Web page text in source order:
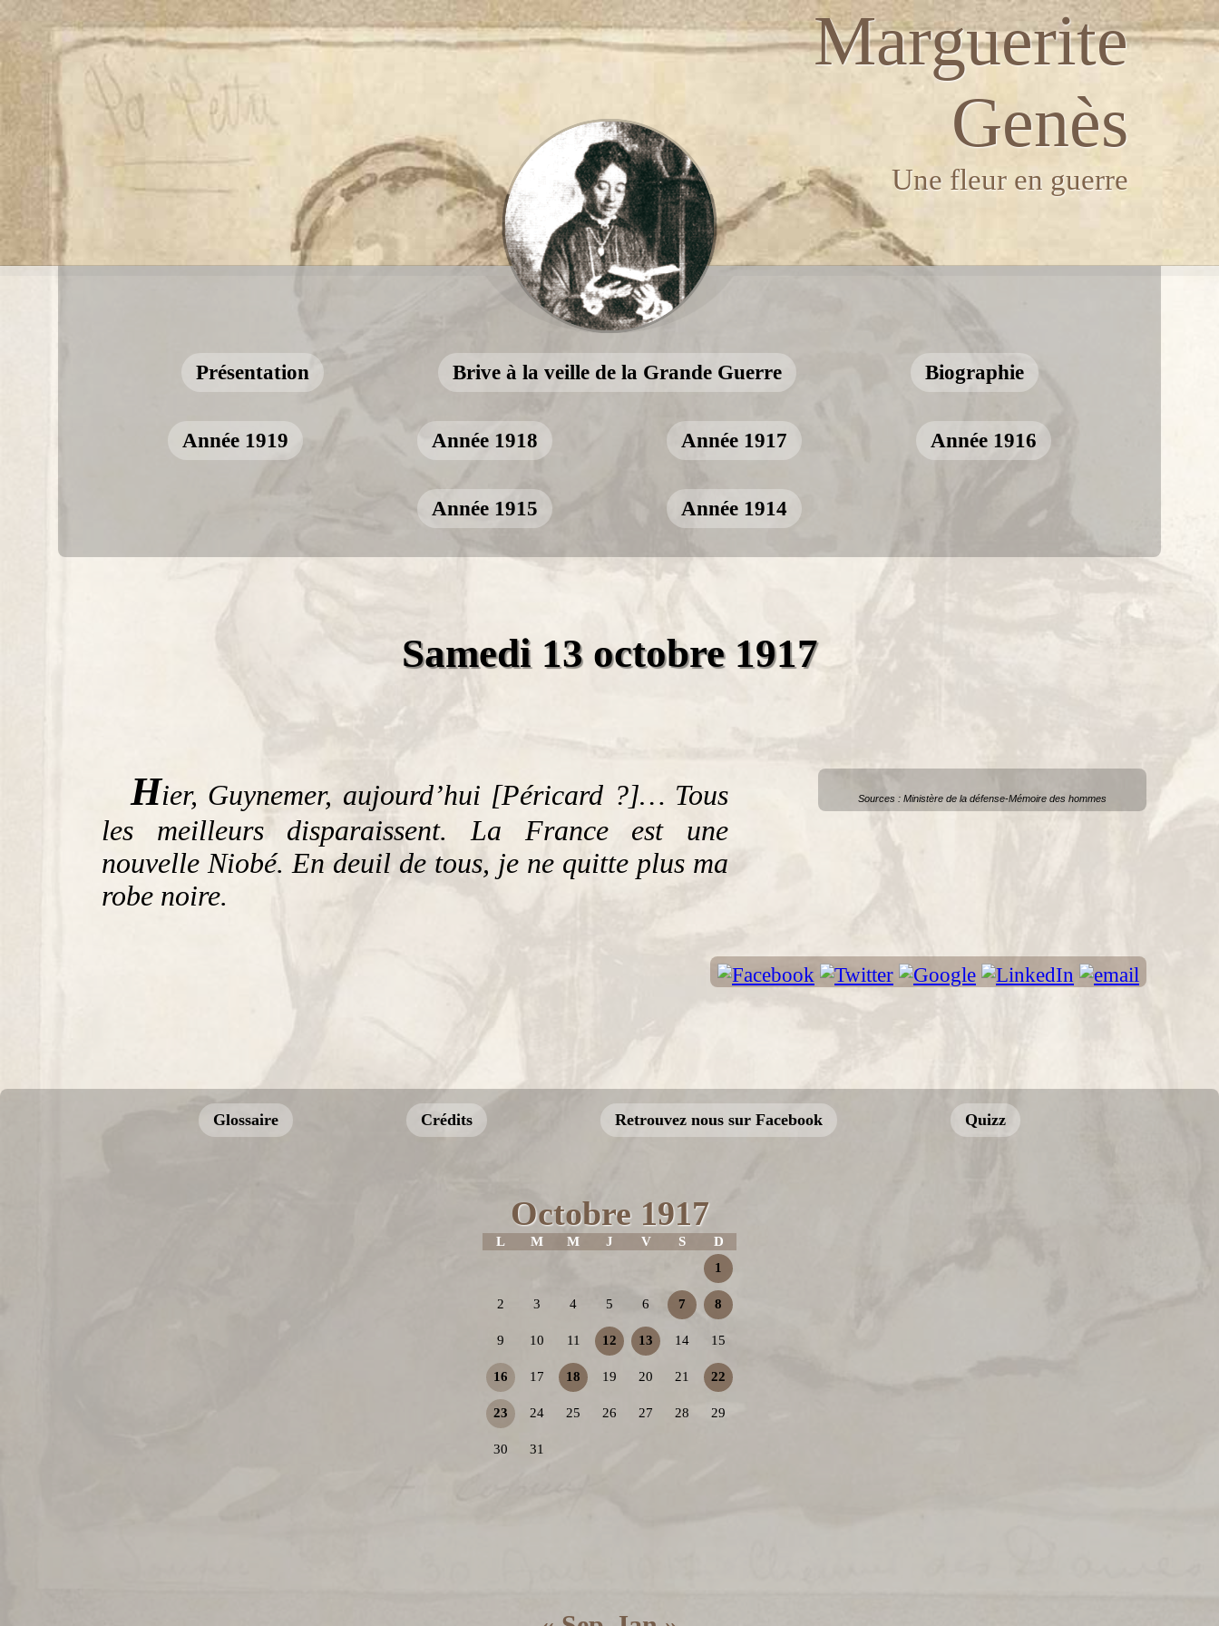
Marguerite
Genès
Une fleur en guerre
Présentation Brive à la veille de la Grande Guerre Biographie
Année 1919 Année 1918 Année 1917 Année 1916
Année 1915 Année 1914
Samedi 13 octobre 1917
Hier, Guynemer, aujourd’hui [Péricard ?]… Tous
les meilleurs disparaissent. La France est une
nouvelle Niobé. En deuil de tous, je ne quitte plus ma
robe noire.
Sources : Ministère de la défense-Mémoire des hommes
Glossaire Crédits Retrouvez nous sur Facebook Quizz
Octobre 1917
L M M J V S
D
1
2 3 4 5 6 7 8
9 10 11 12 13 14 15
16 17 18 19 20 21 22
23 24 25 26 27 28 29
30 31